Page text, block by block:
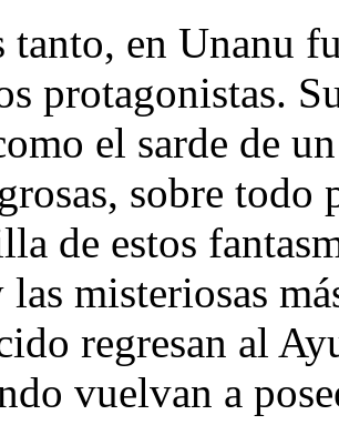
tanto, en Unanu
protagonistas.
el sarde de
sobre
de estos
misteriosas
regresan al
vuelvan a